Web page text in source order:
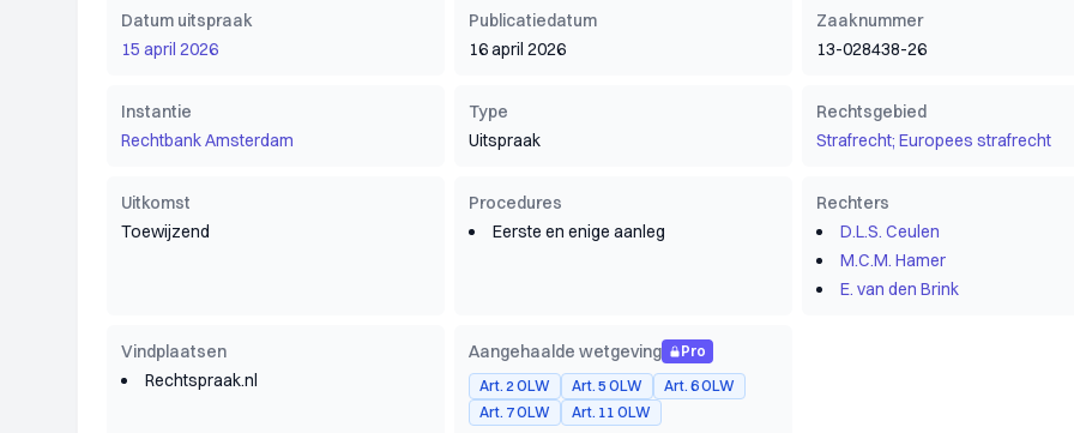
Datum uitspraak
15 april 2026
Publicatiedatum
16 april 2026
Zaaknummer
13-028438-26
Instantie
Rechtbank Amsterdam
Type
Uitspraak
Rechtsgebied
Strafrecht; Europees strafrecht
Uitkomst
Toewijzend
Procedures
Eerste en enige aanleg
Rechters
D.L.S. Ceulen
M.C.M. Hamer
E. van den Brink
Vindplaatsen
Rechtspraak.nl
Aangehaalde wetgeving
Pro
Art. 2 OLW
Art. 5 OLW
Art. 6 OLW
Art. 7 OLW
Art. 11 OLW